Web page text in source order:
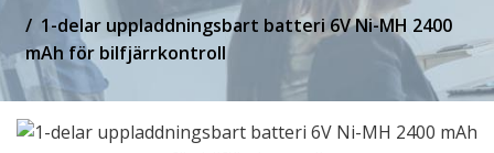
1-delar uppladdningsbart batteri 6V Ni-MH 2400
mAh för bilfjärrkontroll